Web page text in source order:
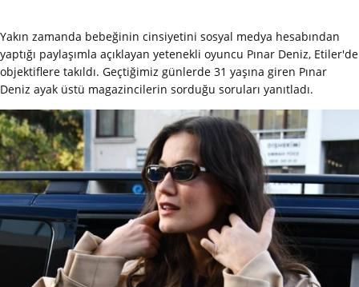
Yakın zamanda bebeğinin cinsiyetini sosyal medya hesabından
yaptığı paylaşımla açıklayan yetenekli oyuncu Pınar Deniz, Etiler'de
objektiflere takıldı. Geçtiğimiz günlerde 31 yaşına giren Pınar
Deniz ayak üstü magazincilerin sorduğu soruları yanıtladı.